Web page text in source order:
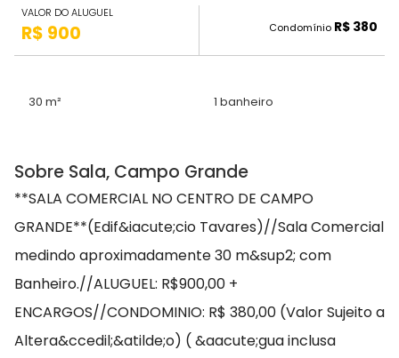
VALOR DO ALUGUEL
R$ 900 Condomínio R$ 380
30 m² 1 banheiro
Sobre Sala, Campo Grande
**SALA COMERCIAL NO CENTRO DE CAMPO
GRANDE**(Edif&iacute;cio Tavares)//Sala Comercial
medindo aproximadamente 30 m&sup2; com
Banheiro.//ALUGUEL: R$900,00 +
ENCARGOS//CONDOMINIO: R$ 380,00 (Valor Sujeito a
Altera&ccedil;&atilde;o) ( &aacute;gua inclusa